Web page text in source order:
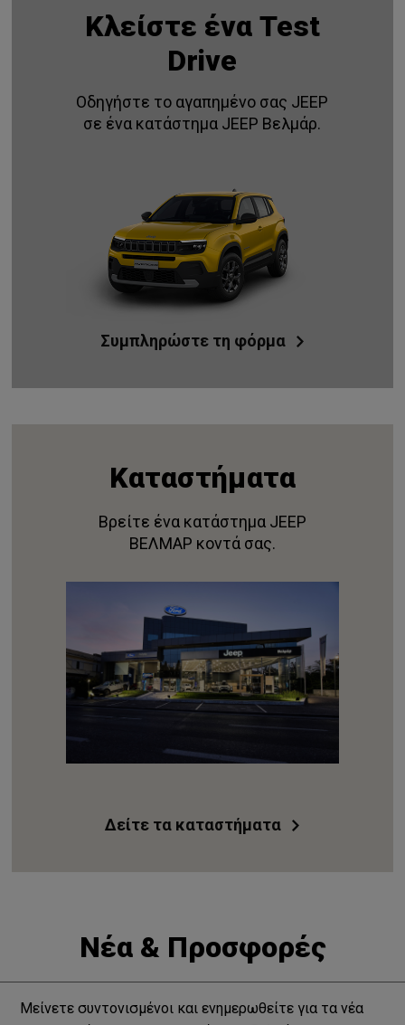
Kλείστε ένα Test
Drive
Οδηγήστε το αγαπημένο σας JEEP
σε ένα κατάστημα JEEP Βελμάρ.
Συμπληρώστε τη φόρμα
Καταστήματα
Βρείτε ένα κατάστημα JEEP
ΒΕΛΜΑΡ κοντά σας.
Δείτε τα καταστήματα
Νέα & Προσφορές
Μείνετε συντονισμένοι και ενημερωθείτε για τα νέα